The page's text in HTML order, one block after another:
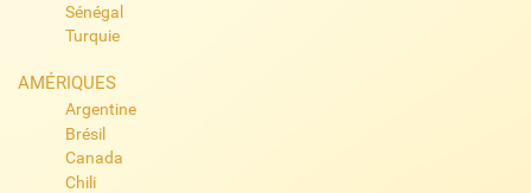
Sénégal
Turquie
AMÉRIQUES
Argentine
Brésil
Canada
Chili